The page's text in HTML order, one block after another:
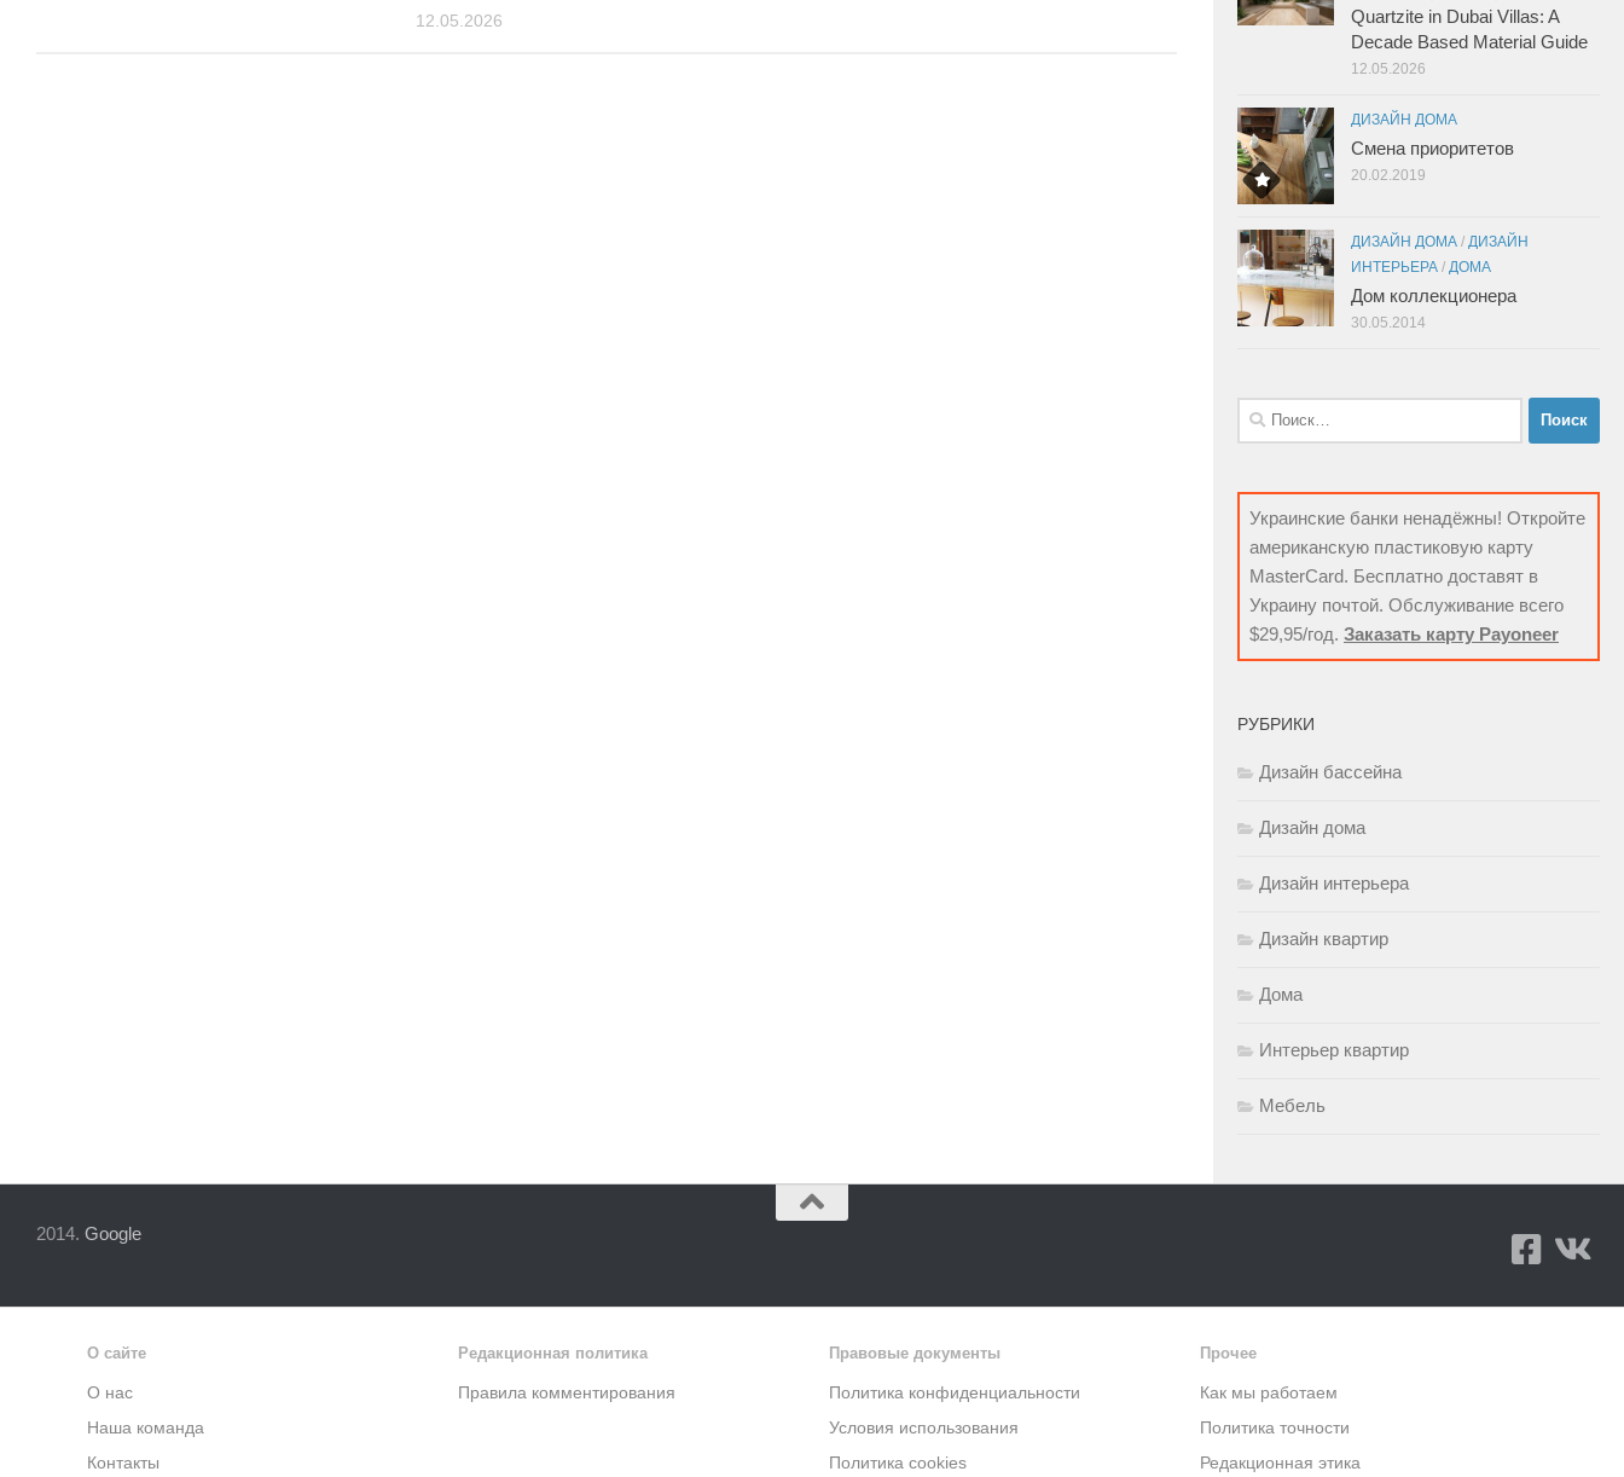
12.05.2026
Quartzite in Dubai Villas: A
Decade Based Material Guide
12.05.2026
ДИЗАЙН ДОМА
Смена приоритетов
20.02.2019
ДИЗАЙН ДОМА / ДИЗАЙН
ИНТЕРЬЕРА / ДОМА
Дом коллекционера
30.05.2014
Найти:
Украинские банки ненадёжны! Откройте
американскую пластиковую карту
MasterCard. Бесплатно доставят в
Украину почтой. Обслуживание всего
$29,95/год. Заказать карту Payoneer
РУБРИКИ
Дизайн бассейна
Дизайн дома
Дизайн интерьера
Дизайн квартир
Дома
Интерьер квартир
Мебель
2014. Google
О сайте
О нас
Наша команда
Контакты
Редакционная политика
Правила комментирования
Правовые документы
Политика конфиденциальности
Условия использования
Политика cookies
Прочее
Как мы работаем
Политика точности
Редакционная этика